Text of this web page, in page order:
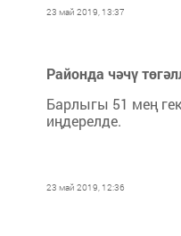
23 май 2019, 13:37
Районда чәчү
Барлыгы 51 мең
иңдерелде.
23 май 2019, 12:36